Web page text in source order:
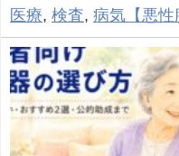
医療, 検査, 病気【悪性